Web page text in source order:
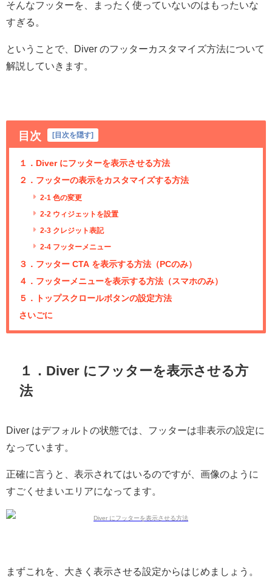
そんなフッターを、まったく使っていないのはもったいな
すぎる。
ということで、Diver のフッターカスタマイズ方法について
解説していきます。
目次 [ 目次を隠す]
１．Diver にフッターを表示させる方法
２．フッターの表示をカスタマイズする方法
2-1 色の変更
2-2 ウィジェットを設置
2-3 クレジット表記
2-4 フッターメニュー
３．フッター CTA を表示する方法（PCのみ）
４．フッターメニューを表示する方法（スマホのみ）
５．トップスクロールボタンの設定方法
さいごに
１．Diver にフッターを表示させる方
法
Diver はデフォルトの状態では、フッターは非表示の設定に
なっています。
正確に言うと、表示されてはいるのですが、画像のように
すごくせまいエリアになってます。
まずこれを、大きく表示させる設定からはじめましょう。